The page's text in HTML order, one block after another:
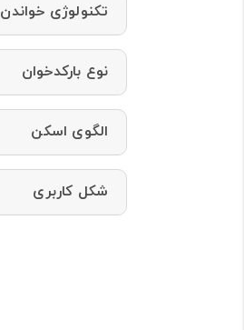
تکنولوژی خواندن
نوع بارکدخوان
الگوی اسکن
شکل کاربری